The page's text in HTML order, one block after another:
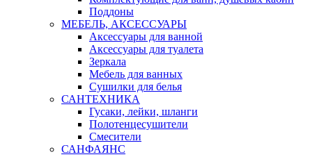
Поддоны
МЕБЕЛЬ, АКСЕССУАРЫ
Аксессуары для ванной
Аксессуары для туалета
Зеркала
Мебель для ванных
Сушилки для белья
САНТЕХНИКА
Гусаки, лейки, шланги
Полотенцесушители
Смесители
САНФАЯНС